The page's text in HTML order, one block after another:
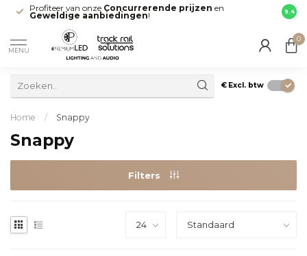
Profiteer van onze Concurrerende prijzen en
Geweldige aanbiedingen! direct
9.4
MENU
0
€ Excl. btw
Home / Snappy
Snappy
Filters